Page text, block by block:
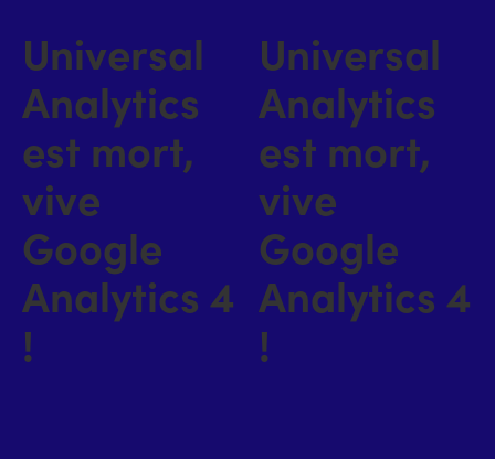
Universal
Analytics
est mort,
vive
Google
Analytics 4
!
Universal
Analytics
est mort,
vive
Google
Analytics 4
!